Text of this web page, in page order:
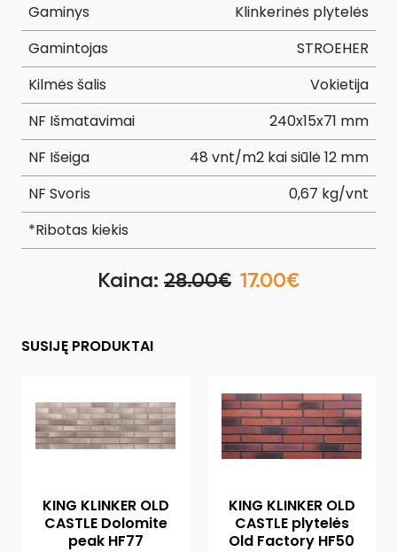
Gaminys
Klinkerinės plytelės
Gamintojas
STROEHER
Kilmės šalis
Vokietija
NF Išmatavimai
240x15x71 mm
NF Išeiga
48 vnt/m2 kai siūlė 12 mm
NF Svoris
0,67 kg/vnt
*Ribotas kiekis
Kaina: 28.00€ 17.00€
SUSIJĘ PRODUKTAI
KING KLINKER OLD
CASTLE Dolomite
peak HF77
KING KLINKER OLD
CASTLE plytelės
Old Factory HF50